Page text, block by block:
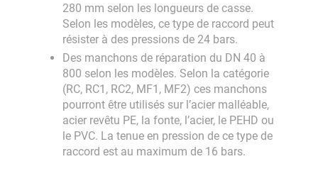
280 mm selon les longueurs de casse.
Selon les modèles, ce type de raccord peut
résister à des pressions de 24 bars.
Des manchons de réparation du DN 40 à
800 selon les modèles. Selon la catégorie
(RC, RC1, RC2, MF1, MF2) ces manchons
pourront être utilisés sur l’acier malléable,
acier revêtu PE, la fonte, l’acier, le PEHD ou
le PVC. La tenue en pression de ce type de
raccord est au maximum de 16 bars.